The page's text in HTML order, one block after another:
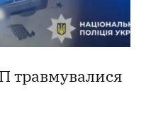
травмувалися